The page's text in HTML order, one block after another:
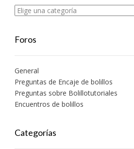
Foros
General
Preguntas de Encaje de bolillos
Preguntas sobre Bolillotutoriales
Encuentros de bolillos
Categorías